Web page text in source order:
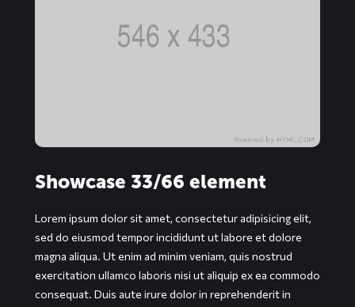
Showcase 33/66 element
Lorem ipsum dolor sit amet, consectetur adipisicing elit,
sed do eiusmod tempor incididunt ut labore et dolore
magna aliqua. Ut enim ad minim veniam, quis nostrud
exercitation ullamco laboris nisi ut aliquip ex ea commodo
consequat. Duis aute irure dolor in reprehenderit in